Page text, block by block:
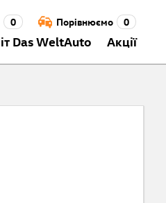
0 Порівнюємо 0
Das WeltAuto Акції